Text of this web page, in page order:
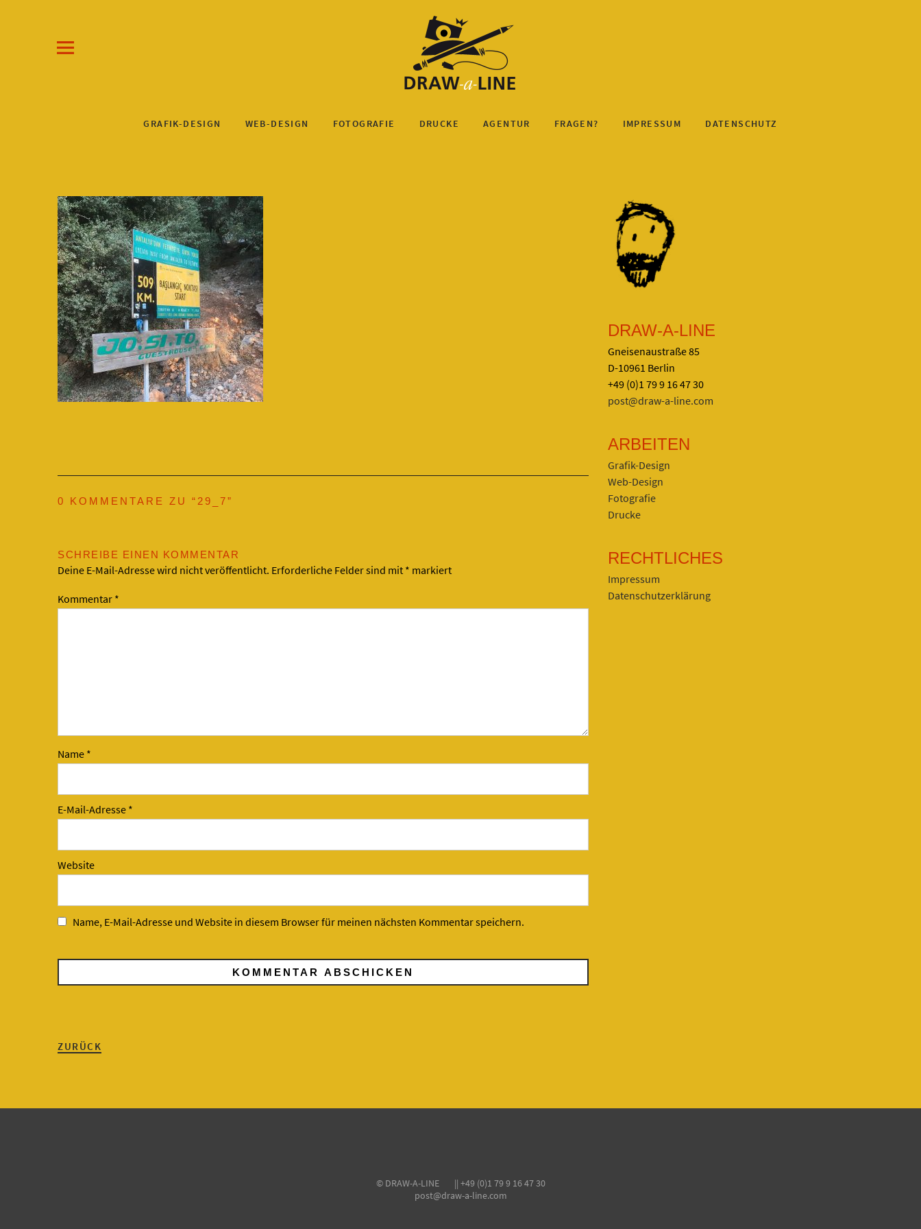
GRAFIK-DESIGN WEB-DESIGN FOTOGRAFIE DRUCKE AGENTUR FRAGEN? IMPRESSUM DATENSCHUTZ
0 KOMMENTARE ZU “ 29_7”
SCHREIBE EINEN KOMMENTAR
Deine E-Mail-Adresse wird nicht veröffentlicht. Erforderliche Felder sind mit * markiert
Kommentar *
Name *
E-Mail-Adresse *
Website
Name, E-Mail-Adresse und Website in diesem Browser für meinen nächsten Kommentar speichern.
ZURÜCK
DRAW-A-LINE
Gneisenaustraße 85
D-10961 Berlin
+49 (0)1 79 9 16 47 30
post@draw-a-line.com
ARBEITEN
Grafik-Design
Web-Design
Fotografie
Drucke
RECHTLICHES
Impressum
Datenschutzerklärung
© DRAW-A-LINE || +49 (0)1 79 9 16 47 30
post@draw-a-line.com